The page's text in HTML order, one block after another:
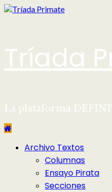
Saltar
Tríada
La plataforma
Menú Archivo Textos
Columnas
Ensayo Pirata
Secciones